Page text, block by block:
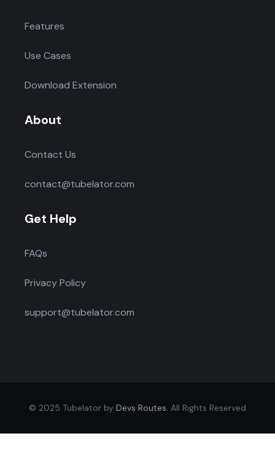
Features
Use Cases
Download Extension
About
Contact Us
contact@tubelator.com
Get Help
FAQs
Privacy Policy
support@tubelator.com
© 2025 Tubelator by Devs Routes . All Rights Reserved